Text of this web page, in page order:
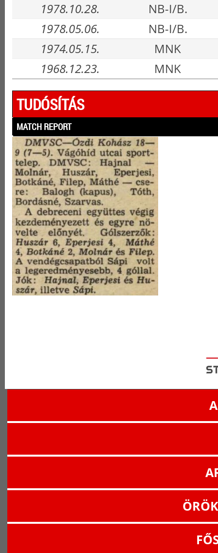
1978.10.28.
NB-I/B.
1978.05.06.
NB-I/B.
1974.05.15.
MNK
1968.12.23.
MNK
TUDÓSÍTÁS
MATCH REPORT